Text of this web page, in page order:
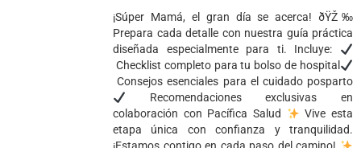
¡Súper Mamá, el gran día se acerca! ðŸŽ‰
Prepara cada detalle con nuestra guía práctica
diseñada especialmente para ti. Incluye:
Checklist completo para tu bolso de hospital
Consejos esenciales para el cuidado posparto
Recomendaciones exclusivas en
colaboración con Pacífica Salud
Vive esta
etapa única con confianza y tranquilidad.